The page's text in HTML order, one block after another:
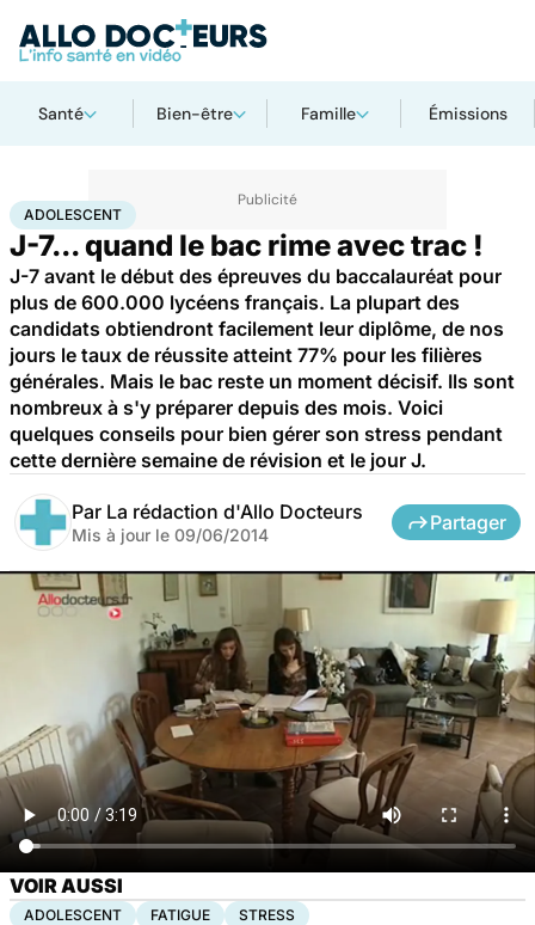
Santé Bien-être Famille Émissions
AccueilSantéAdolescent
ADOLESCENT
J-7... quand le bac rime avec trac !
J-7 avant le début des épreuves du baccalauréat pour
plus de 600.000 lycéens français. La plupart des
candidats obtiendront facilement leur diplôme, de nos
jours le taux de réussite atteint 77% pour les filières
générales. Mais le bac reste un moment décisif. Ils sont
nombreux à s'y préparer depuis des mois. Voici
quelques conseils pour bien gérer son stress pendant
cette dernière semaine de révision et le jour J.
Par La rédaction d'Allo Docteurs
Mis à jour le 09/06/2014
Partager
VOIR AUSSI
ADOLESCENT FATIGUE STRESS